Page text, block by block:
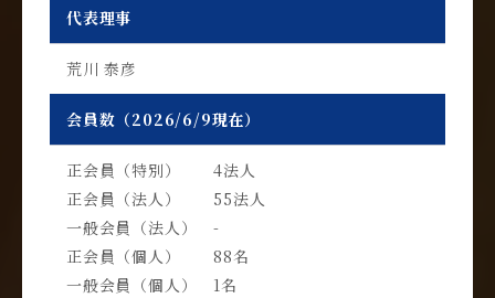
代表理事
荒川 泰彦
会員数（2026/6/9現在）
正会員（特別） 4法人
正会員（法人） 55法人
一般会員（法人） -
正会員（個人） 88名
一般会員（個人） 1名